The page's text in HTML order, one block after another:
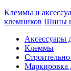
Клеммы и
клемников Шины и
Аксессуары
Клеммы
Маркировка